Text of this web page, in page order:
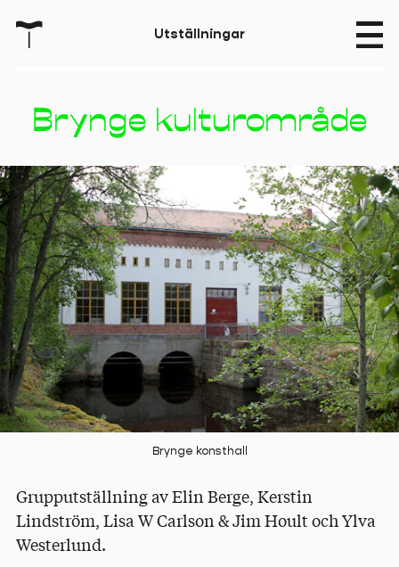
T Utställningar
Brynge kulturområde
Brynge konsthall
Grupputställning av Elin Berge, Kerstin
Lindström, Lisa W Carlson & Jim Hoult och Ylva
Westerlund.